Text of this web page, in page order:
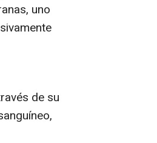
uno
de su